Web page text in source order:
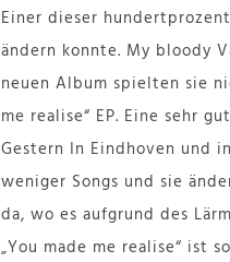
Einer dieser
ändern konnte. My bloody
neuen Album spielten sie
me realise“ EP. Eine sehr
Gestern In Eindhoven und
weniger Songs und sie
da, wo es aufgrund des
„You made me realise“ ist